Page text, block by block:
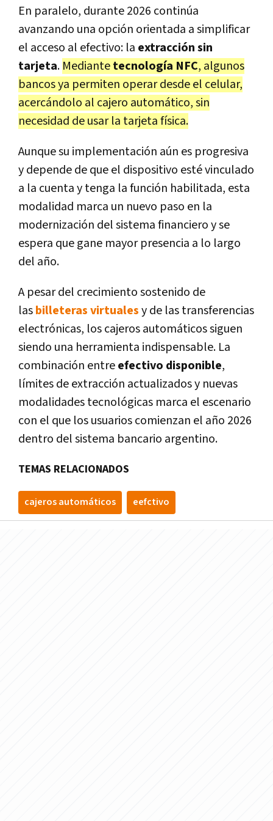
En paralelo, durante 2026 continúa
avanzando una opción orientada a simplificar
el acceso al efectivo: la extracción sin
tarjeta. Mediantetecnología NFC, algunos
bancos ya permiten operar desde el celular,
acercándolo al cajero automático, sin
necesidad de usar la tarjeta física.
Aunque su implementación aún es progresiva
y depende de que el dispositivo esté vinculado
a la cuenta y tenga la función habilitada, esta
modalidad marca un nuevo paso en la
modernización del sistema financiero y se
espera que gane mayor presencia a lo largo
del año.
A pesar del crecimiento sostenido de
lasbilleteras virtualesy de las transferencias
electrónicas, los cajeros automáticos siguen
siendo una herramienta indispensable. La
combinación entreefectivo disponible,
límites de extracción actualizados y nuevas
modalidades tecnológicas marca el escenario
con el que los usuarios comienzan el año 2026
dentro del sistema bancario argentino.
TEMAS RELACIONADOS
cajeros automáticos eefctivo